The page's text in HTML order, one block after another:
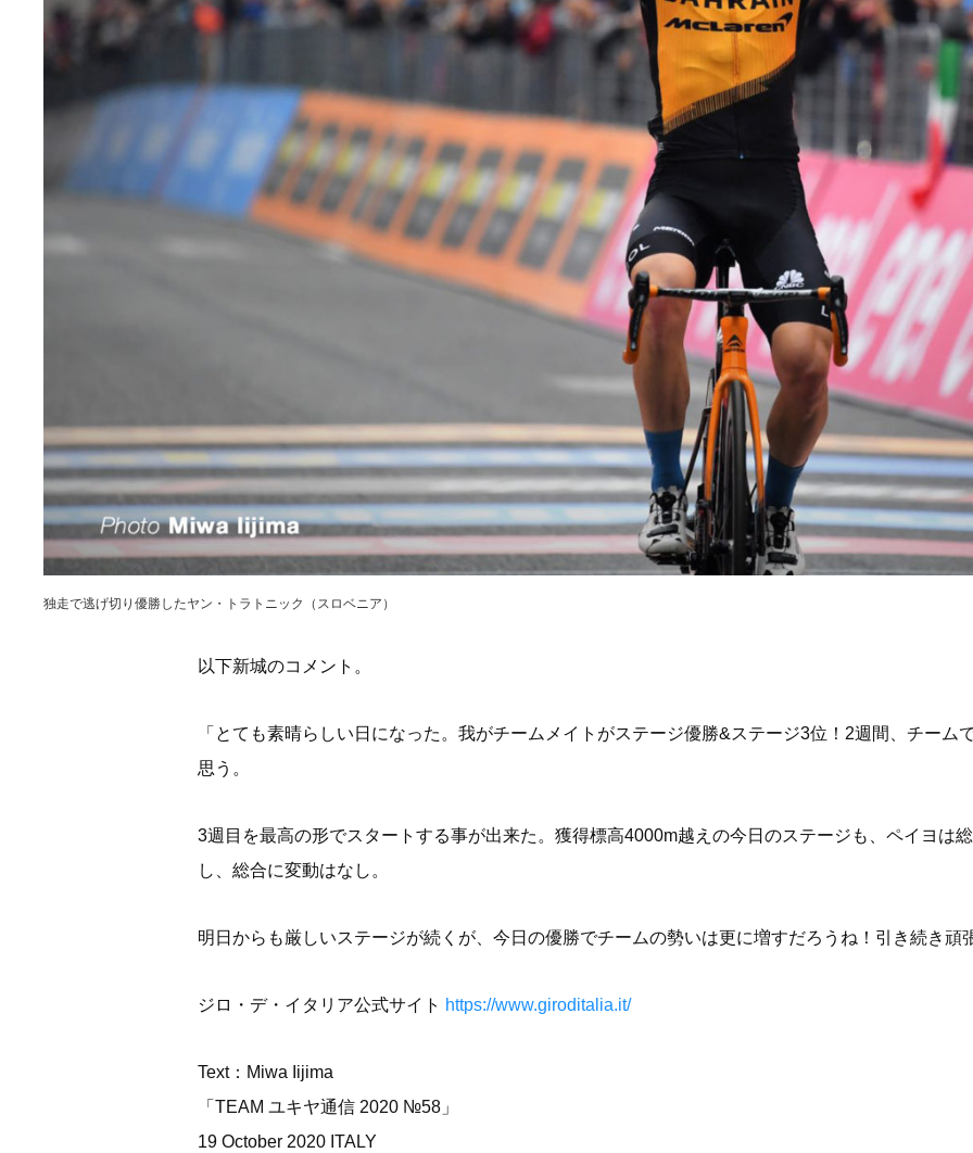
独走で逃げ切り優勝したヤン・トラトニック（スロベニア）
以下新城のコメント。
「とても素晴らしい日になった。我がチームメイトがステージ優勝&ステージ3位！2週間、チーム
思う。
3週目を最高の形でスタートする事が出来た。獲得標高4000m越えの今日のステージも、ペイヨは
し、総合に変動はなし。
明日からも厳しいステージが続くが、今日の優勝でチームの勢いは更に増すだろうね！引き続き頑
ジロ・デ・イタリア公式サイト https://www.giroditalia.it/
Text：Miwa Iijima
「TEAM ユキヤ通信 2020 №58」
19 October 2020 ITALY